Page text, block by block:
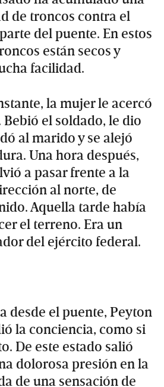
de troncos contra el
del puente. En estos
están secos y
facilidad.
la mujer le acercó
Bebió el soldado, le dio
al marido y se alejó
Una hora después,
a pasar frente a la
al norte, de
Aquella tarde había
el terreno. Era un
del ejército federal.
desde el puente, Peyton
la conciencia, como si
De este estado salió
dolorosa presión en la
de una sensación de